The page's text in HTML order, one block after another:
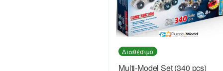
Διαθέσιμο
Multi-Model Set (340 pcs)